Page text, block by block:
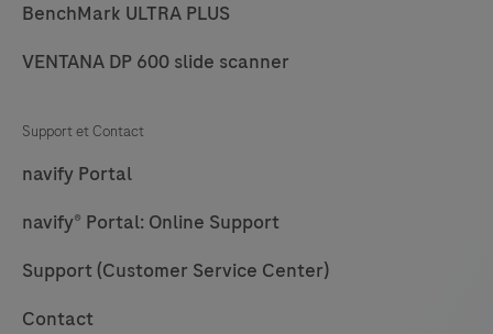
BenchMark ULTRA PLUS
VENTANA DP 600 slide scanner
Support et Contact
navify Portal
navify® Portal: Online Support
Support (Customer Service Center)
Contact